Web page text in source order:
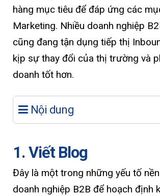
hàng mục tiêu để đáp ứng các
Marketing. Nhiều doanh nghiệp
cũng đang tận dụng tiếp thị
kịp sự thay đổi của thị trường và
doanh tốt hơn.
Nội dung
1. Viết Blog
Đây là một trong những yếu tố
doanh nghiệp B2B để hoạch định